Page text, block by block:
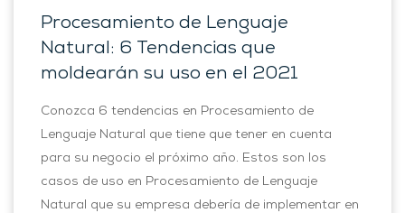
Procesamiento de Lenguaje
Natural: 6 Tendencias que
moldearán su uso en el 2021
Conozca 6 tendencias en Procesamiento de
Lenguaje Natural que tiene que tener en cuenta
para su negocio el próximo año. Estos son los
casos de uso en Procesamiento de Lenguaje
Natural que su empresa debería de implementar en